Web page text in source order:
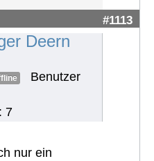
#1113
Deern
Benutzer
7
nur ein